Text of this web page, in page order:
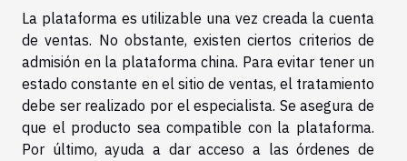
La plataforma es utilizable una vez creada la cuenta
de ventas. No obstante, existen ciertos criterios de
admisión en la plataforma china. Para evitar tener un
estado constante en el sitio de ventas, el tratamiento
debe ser realizado por el especialista. Se asegura de
que el producto sea compatible con la plataforma.
Por último, ayuda a dar acceso a las órdenes de